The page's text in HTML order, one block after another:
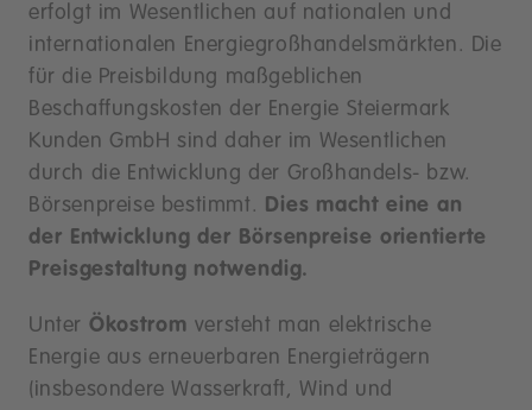
erfolgt im Wesentlichen auf nationalen und
internationalen Energiegroßhandelsmärkten. Die
für die Preisbildung maßgeblichen
Beschaffungskosten der Energie Steiermark
Kunden GmbH sind daher im Wesentlichen
durch die Entwicklung der Großhandels- bzw.
Börsenpreise bestimmt.
Dies macht eine an
der Entwicklung der Börsenpreise orientierte
Preisgestaltung notwendig.
Unter Ökostrom versteht man elektrische
Energie aus erneuerbaren Energieträgern
(insbesondere Wasserkraft, Wind und